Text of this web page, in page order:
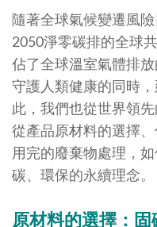
隨著全球氣候變遷風
2050淨零碳排的全球
佔了全球溫室氣體排
守護人類健康的同時
此，我們也從世界領
從產品原材料的選擇
用完的廢棄物處理，
碳、環保的永續理念。
原材料的選擇：固